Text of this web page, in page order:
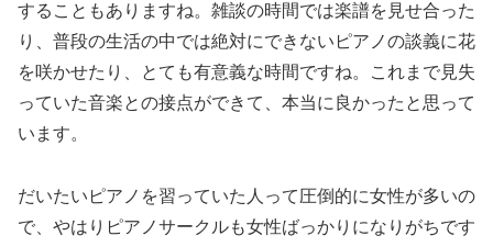
することもありますね。雑談の時間では楽譜を見せ合った
り、普段の生活の中では絶対にできないピアノの談義に花
を咲かせたり、とても有意義な時間ですね。これまで見失
っていた音楽との接点ができて、本当に良かったと思って
います。
だいたいピアノを習っていた人って圧倒的に女性が多いの
で、やはりピアノサークルも女性ばっかりになりがちです